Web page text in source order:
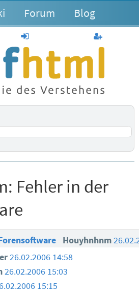
Forum Blog
anmelden
Fehler in der
Houyhnhnm
26.02.2006 14:58
26.02.2006 15:03
15:15